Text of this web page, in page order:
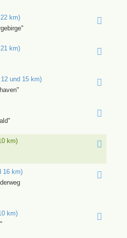
km)
km)
und 15 km)
km)
16 km)
km)